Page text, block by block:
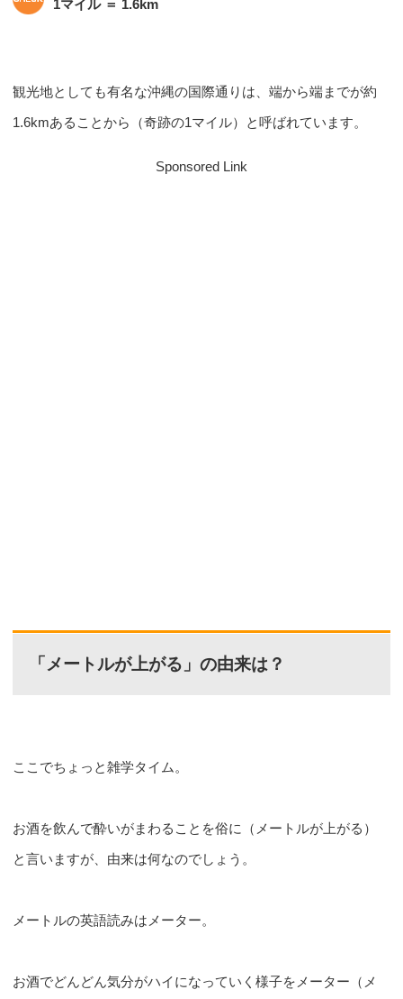
1マイル ＝ 1.6km
観光地としても有名な沖縄の国際通りは、端から端までが約
1.6kmあることから（奇跡の1マイル）と呼ばれています。
Sponsored Link
「メートルが上がる」の由来は？
ここでちょっと雑学タイム。
お酒を飲んで酔いがまわることを俗に（メートルが上がる）
と言いますが、由来は何なのでしょう。
メートルの英語読みはメーター。
お酒でどんどん気分がハイになっていく様子をメーター（メ